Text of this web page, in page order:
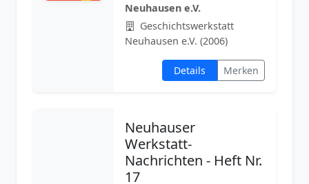
Neuhausen e.V.
Geschichtswerkstatt
Neuhausen e.V. (2006)
Details Merken
Neuhauser
Werkstatt-
Nachrichten - Heft Nr.
17